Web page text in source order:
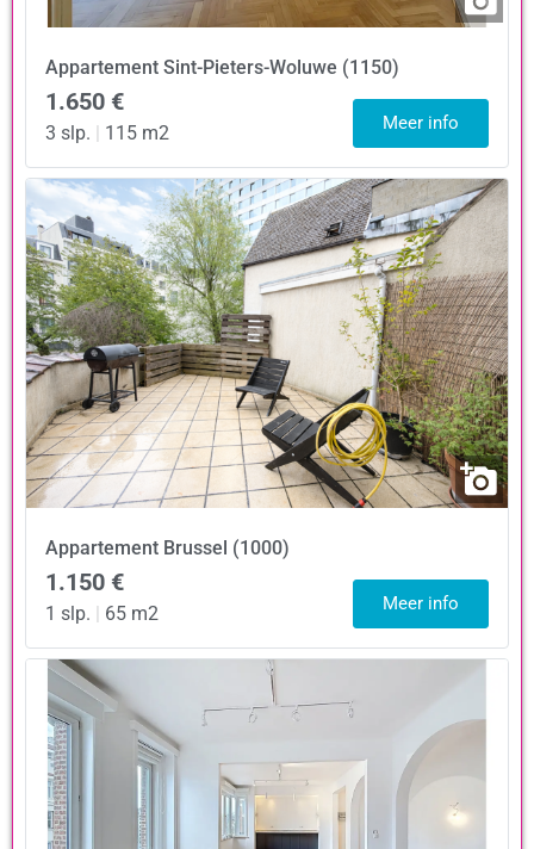
Appartement Sint-Pieters-Woluwe (1150)
1.650 €
3 slp. | 115 m2 Meer info
Appartement Brussel (1000)
1.150 €
1 slp. | 65 m2 Meer info